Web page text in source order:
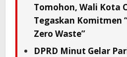
Tomohon, Wali Kota
Tegaskan Komitmen
Zero Waste”
DPRD Minut Gelar